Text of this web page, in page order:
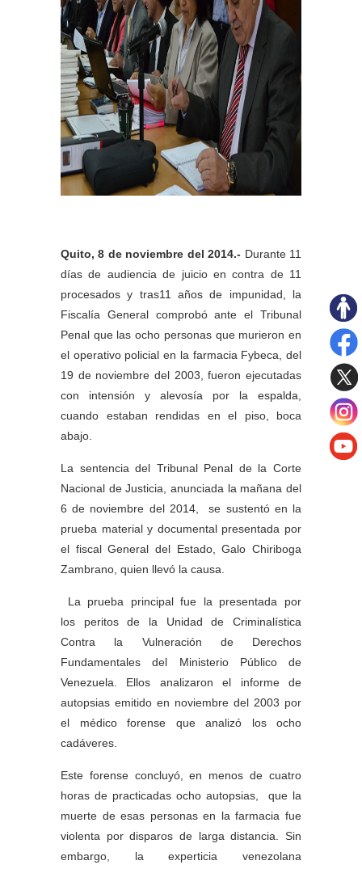
Quito, 8 de noviembre del 2014.- Durante 11
días de audiencia de juicio en contra de 11
procesados y tras11 años de impunidad, la
Fiscalía General comprobó ante el Tribunal
Penal que las ocho personas que murieron en
el operativo policial en la farmacia Fybeca, del
19 de noviembre del 2003, fueron ejecutadas
con intensión y alevosía por la espalda,
cuando estaban rendidas en el piso, boca
abajo.
La sentencia del Tribunal Penal de la Corte
Nacional de Justicia, anunciada la mañana del
6 de noviembre del 2014, se sustentó en la
prueba material y documental presentada por
el fiscal General del Estado, Galo Chiriboga
Zambrano, quien llevó la causa.
La prueba principal fue la presentada por
los peritos de la Unidad de Criminalística
Contra la Vulneración de Derechos
Fundamentales del Ministerio Público de
Venezuela. Ellos analizaron el informe de
autopsias emitido en noviembre del 2003 por
el médico forense que analizó los ocho
cadáveres.
Este forense concluyó, en menos de cuatro
horas de practicadas ocho autopsias, que la
muerte de esas personas en la farmacia fue
violenta por disparos de larga distancia. Sin
embargo, la experticia venezolana